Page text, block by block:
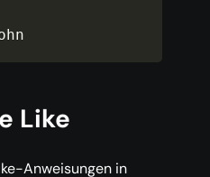
Like
Anweisungen in